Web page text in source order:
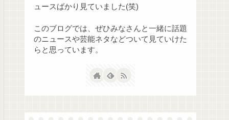
ュースばかり見ていました(笑)
このブログでは、ぜひみなさんと一緒に話題
のニュースや芸能ネタなどついて見ていけた
らと思っています。